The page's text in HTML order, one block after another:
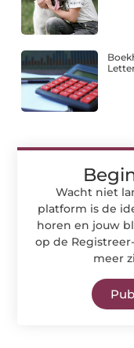
Wacht niet
platform is de
horen en jouw
op de
meer